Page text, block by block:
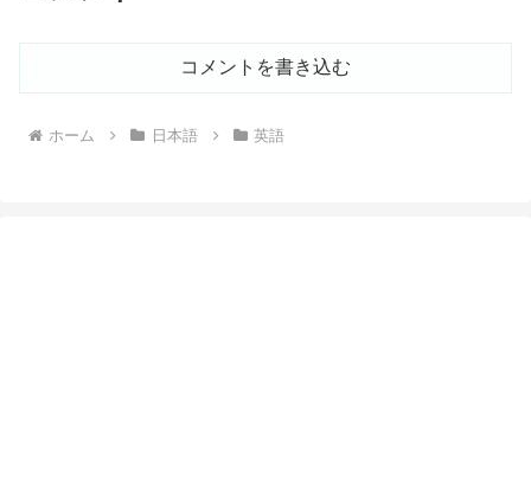
コメントを書き込む
ホーム 日本語 英語